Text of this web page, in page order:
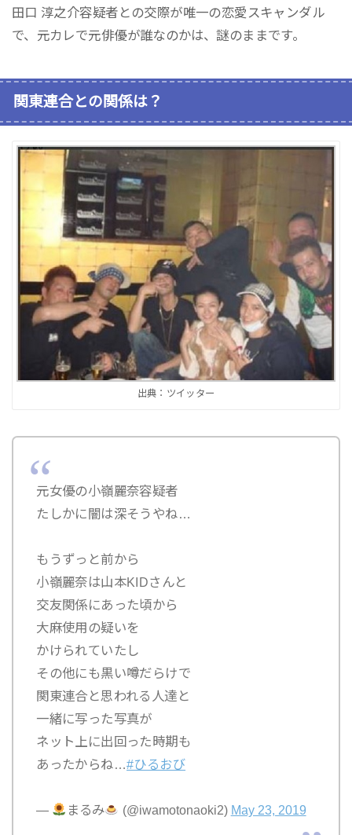
田口 淳之介容疑者との交際が唯一の恋愛スキャンダル
で、元カレで元俳優が誰なのかは、謎のままです。
関東連合との関係は？
出典：ツイッター
元女優の小嶺麗奈容疑者
たしかに闇は深そうやね…
もうずっと前から
小嶺麗奈は山本KIDさんと
交友関係にあった頃から
大麻使用の疑いを
かけられていたし
その他にも黒い噂だらけで
関東連合と思われる人達と
一緒に写った写真が
ネット上に出回った時期も
あったからね…#ひるおび
— まるみ (@iwamotonaoki2) May 23, 2019